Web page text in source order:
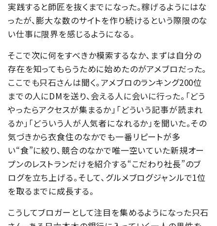
実践すると師匠を抜くまでになった。稼げるようにはな
ったが、膨大な数のサイトを作り続けるという際限のな
い仕事に限界を感じるようになる。
そこで次に何をすべきか模索するなか、まずは自分の
存在を知ってもらうために始めたのがアメブロだった。
ここでも只石さんは聞く。アメブロのランキング200位
までの人にDMを送り、会える人に会いに行った。「どう
やったらアクセスが集まるか」「どういう記事が読まれ
るか」「どういう人が人気者になれるか」を聞いた。その
気づきから衣食住のなかでも一番リピートが多
い“食”に絞り、競合のなかで唯一空いていた新規オー
プンのレストランだけを紹介する“こだわり社長”のブ
ログを立ち上げる。そして、グルメブログジャンルで1位
を取るまでに成長する。
こうしてブロガーとして注目を集めるようになった只石